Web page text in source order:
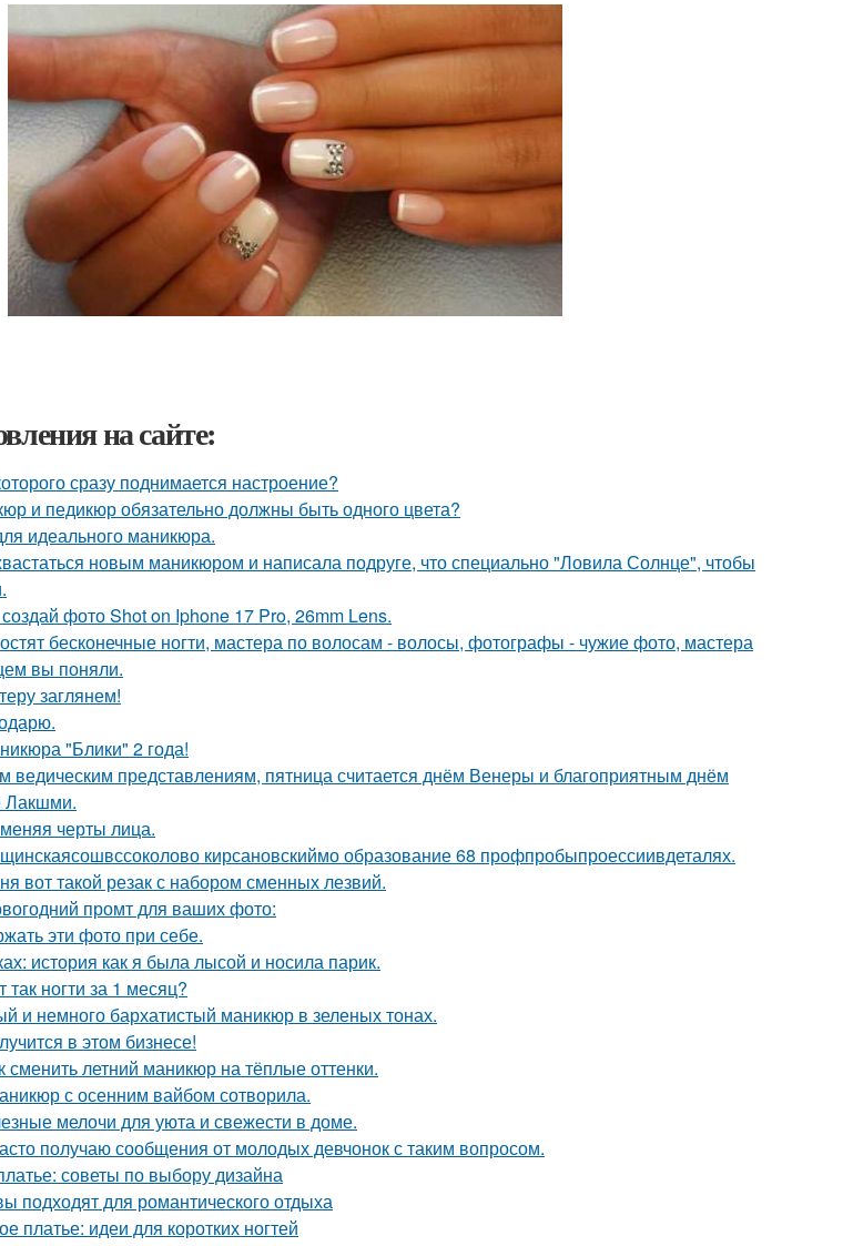
на сайте:
сразу поднимается настроение?
и педикюр обязательно должны быть одного цвета?
идеального маникюра.
новым маникюром и написала подруге, что специально "Ловила Солнце", чтобы
фото Shot on Iphone 17 Pro, 26mm Lens.
бесконечные ногти, мастера по волосам - волосы, фотографы - чужие фото, мастера
вы поняли.
заглянем!
"Блики" 2 года!
ведическим представлениям, пятница считается днём Венеры и благоприятным днём
Лакшми.
черты лица.
кирсановскиймо образование 68 профпробыпроессиивдеталях.
вот такой резак с набором сменных лезвий.
промт для ваших фото:
эти фото при себе.
история как я была лысой и носила парик.
так ногти за 1 месяц?
и немного бархатистый маникюр в зеленых тонах.
в этом бизнесе!
сменить летний маникюр на тёплые оттенки.
с осенним вайбом сотворила.
мелочи для уюта и свежести в доме.
получаю сообщения от молодых девчонок с таким вопросом.
советы по выбору дизайна
подходят для романтического отдыха
платье: идеи для коротких ногтей